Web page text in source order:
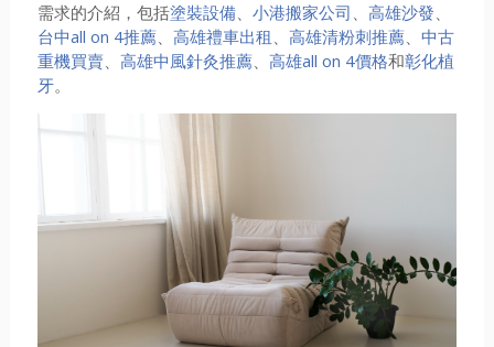
需求的介紹，包括塗裝設備、 小港搬家公司 、 高雄沙發、
台中all on 4推薦、 高雄禮車出租 、 高雄清粉刺推薦、 中古
重機買賣、 高雄中風針灸推薦、 高雄all on 4價格和彰化植
牙。